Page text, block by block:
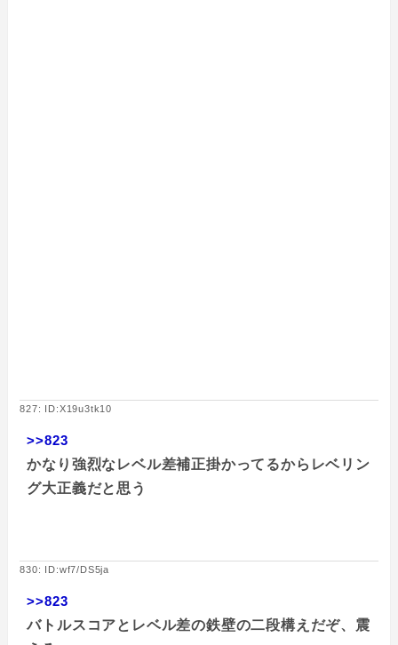
827: ID:X19u3tk10
>>823
かなり強烈なレベル差補正掛かってるからレベリン
グ大正義だと思う
830: ID:wf7/DS5ja
>>823
バトルスコアとレベル差の鉄壁の二段構えだぞ、震